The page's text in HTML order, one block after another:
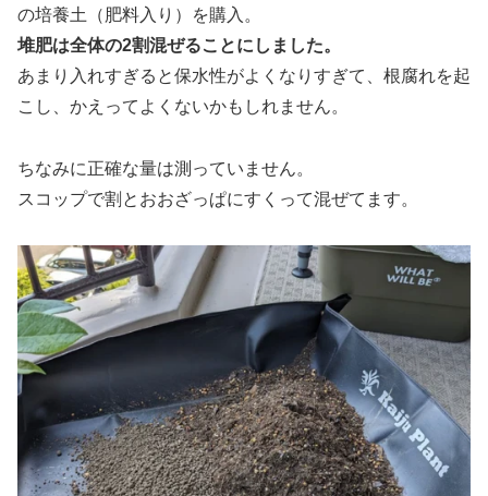
の培養土（肥料入り）を購入。
堆肥は全体の2割混ぜることにしました。
あまり入れすぎると保水性がよくなりすぎて、根腐れを起
こし、かえってよくないかもしれません。
ちなみに正確な量は測っていません。
スコップで割とおおざっぱにすくって混ぜてます。